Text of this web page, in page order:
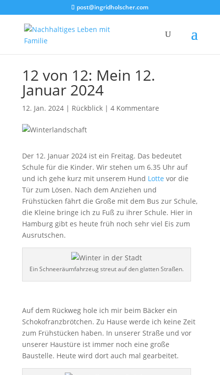
post@ingridholscher.com
12 von 12: Mein 12.
Januar 2024
12. Jan. 2024| Rückblick| 4 Kommentare
Der 12. Januar 2024 ist ein Freitag. Das bedeutet
Schule für die Kinder. Wir stehen um 6.35 Uhr auf
und ich gehe kurz mit unserem Hund Lotte vor die
Tür zum Lösen. Nach dem Anziehen und
Frühstücken fährt die Große mit dem Bus zur Schule,
die Kleine bringe ich zu Fuß zu ihrer Schule. Hier in
Hamburg gibt es heute früh noch sehr viel Eis zum
Ausrutschen.
Ein Schneeräumfahrzeug streut auf den glatten Straßen.
Auf dem Rückweg hole ich mir beim Bäcker ein
Schokofranzbrötchen. Zu Hause werde ich keine Zeit
zum Frühstücken haben. In unserer Straße und vor
unserer Haustüre ist immer noch eine große
Baustelle. Heute wird dort auch mal gearbeitet.